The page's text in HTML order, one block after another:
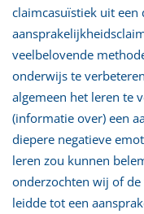
claimcasuïstiek uit een
veelbelovende
onderwijs te
algemeen het leren te
(informatie over) een
diepere negatieve
leren zou kunnen
onderzochten wij of
leidde tot een